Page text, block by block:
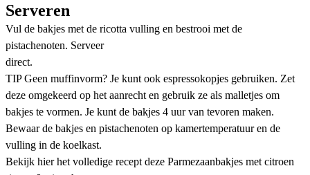
Serveren
Vul de bakjes met de ricotta vulling en bestrooi met de
pistachenoten. Serveer
direct.
TIP Geen muffinvorm? Je kunt ook espressokopjes gebruiken. Zet
deze omgekeerd op het aanrecht en gebruik ze als malletjes om
bakjes te vormen. Je kunt de bakjes 4 uur van tevoren maken.
Bewaar de bakjes en pistachenoten op kamertemperatuur en de
vulling in de koelkast.
Bekijk hier het volledige recept deze Parmezaanbakjes met citroen